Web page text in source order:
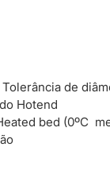
de
Hotend
bed (0ºC